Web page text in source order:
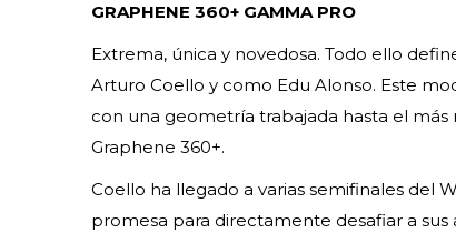
GRAPHENE 360+ GAMMA PRO
Extrema, única y novedosa. Todo ello
Arturo Coello y como Edu Alonso. Este
con una geometría trabajada hasta el
Graphene 360+.
Coello ha llegado a varias semifinales del
promesa para directamente desafiar a